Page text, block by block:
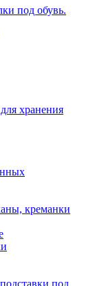
под обувь.
хранения
креманки
под